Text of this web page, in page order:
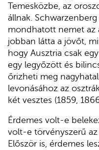
Temesközbe, az
állnak.
mondhatott nemet az
jobban látta a jövőt,
hogy Ausztria csak
egy legyőzött és
őrizheti meg
levonásához az
két vesztes (1859,
Érdemes volt-e
volt-e törvényszerű
Először is, érdemes